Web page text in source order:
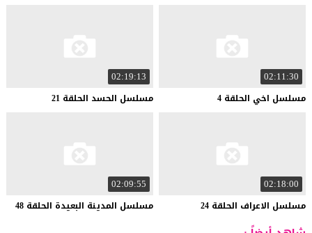
02:11:30
مسلسل اخي الحلقة 4
02:19:13
مسلسل الحسد الحلقة 21
02:18:00
مسلسل الاعراف الحلقة 24
02:09:55
مسلسل المدينة البعيدة الحلقة 48